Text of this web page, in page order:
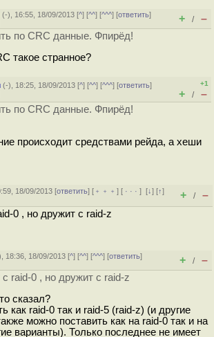
(-), 16:55, 18/09/2013 [^] [^^] [^^^] [ответить]
+ / –
по CRC данные. Фпирёд!
такое странное?
(-), 18:25, 18/09/2013 [^] [^^] [^^^] [ответить]
+1
+ / –
по CRC данные. Фпирёд!
происходит средствами рейда, а хеши
18/09/2013 [ответить] [ ﹢﹢﹢] [ · · ·][↓] [↑]
+ / –
0 , но дружит с raid-z
18:36, 18/09/2013 [^] [^^] [^^^] [ответить]
+ / –
raid-0 , но дружит с raid-z
сказал?
как raid-0 так и raid-5 (raid-z) (и другие
можно поставить как на raid-0 так и на
варианты). Только последнее не имеет